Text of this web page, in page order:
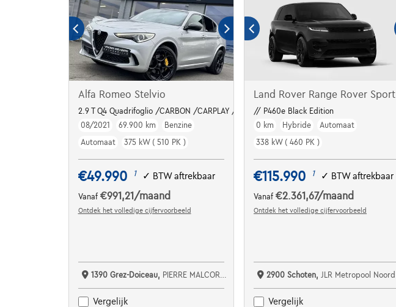
Alfa Romeo Stelvio
2.9 T Q4 Quadrifoglio /CARBON /CARPLAY /PANO / ACC
08/2021
69.900 km
Benzine
Automaat
375 kW ( 510 PK )
€49.990 1 ✓ BTW aftrekbaar
Vanaf €991,21 /maand
Ontdek het volledige cijfervoorbeeld
1390 Grez-Doiceau, PIERRE MALCORPS AUTOMOBILES SRL
Vergelijk
Land Rover Range Rover Sport
// P460e Black Edition
0 km
Hybride
Automaat
338 kW ( 460 PK )
€115.990 1 ✓ BTW aftrekbaar
Vanaf€2.361,67/maand
Ontdek het volledige cijfervoorbeeld
2900 Schoten, JLR Metropool Noord
Vergelijk